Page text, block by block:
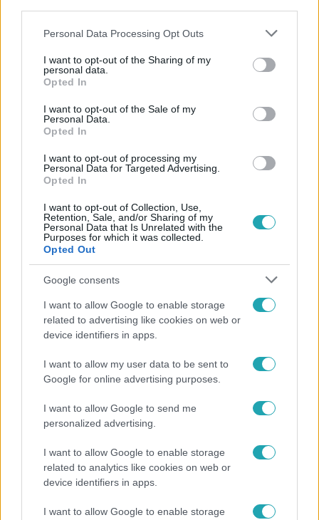
Please note that this website/app uses one or more Google
not limited to your visit or usage behaviour. You may click to
grant or deny consent to Google and its third-party tags to
use your data for below specified purposes in below Google
consent section.
Personal Data Processing Opt Outs
I want to opt-out of the Sharing of my
personal data.
Opted In
I want to opt-out of the Sale of my
Personal Data.
Opted In
I want to opt-out of processing my
Personal Data for Targeted Advertising.
Opted In
I want to opt-out of Collection, Use,
Retention, Sale, and/or Sharing of my
Personal Data that Is Unrelated with the
Purposes for which it was collected.
Opted Out
Google consents
I want to allow Google to enable storage
related to advertising like cookies on web or
device identifiers in apps.
I want to allow my user data to be sent to
Google for online advertising purposes.
I want to allow Google to send me
personalized advertising.
I want to allow Google to enable storage
related to analytics like cookies on web or
device identifiers in apps.
I want to allow Google to enable storage
REGGELI #RTL #BALOGH LEVENTE
ADÁSRÉSZLETEK #VIDEÓ # ELNÖKVÁLASZTÁS
VAGYONADÓ
MAGYAR JUDO SZÖVETSÉG # FENYEGETÉS
Népszerű
Ennek a 3 csillagjegynek váratlan sikereket hozhat